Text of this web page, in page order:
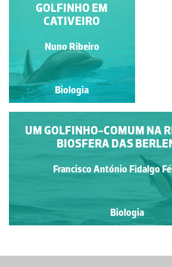
GOLFINHO-PINTADO-
DO-ATLÂNTICO
FRONTALIS)
Horácio Santos
Biologia
GOLFINHO EM
CATIVEIRO
Nuno Ribeiro
Biologia
UM GOLFINHO-COMUM NA
BIOSFERA DAS
Francisco António Fidalgo
Biologia